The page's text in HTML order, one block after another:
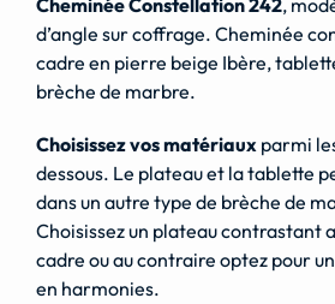
Cheminée Constellation 242,
d’angle sur coffrage. Cheminée
cadre en pierre beige Ibère,
brèche de marbre.
Choisissez vos matériauxparmi
dessous. Le plateau et la tablette
dans un autre type de brèche de
Choisissez un plateau contrastant
cadre ou au contraire optez pour
en harmonies.